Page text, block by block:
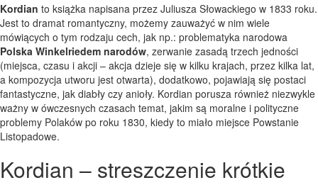
Kordian to książka napisana przez Juliusza Słowackiego w 1833 roku.
Jest to dramat romantyczny, możemy zauważyć w nim wiele
mówiących o tym rodzaju cech, jak np.: problematyka narodowa
Polska Winkelriedem narodów, zerwanie zasadą trzech jedności
(miejsca, czasu i akcji – akcja dzieje się w kilku krajach, przez kilka lat,
a kompozycja utworu jest otwarta), dodatkowo, pojawiają się postaci
fantastyczne, jak diabły czy anioły. Kordian porusza również niezwykle
ważny w ówczesnych czasach temat, jakim są moralne i polityczne
problemy Polaków po roku 1830, kiedy to miało miejsce Powstanie
Listopadowe.
Kordian – streszczenie krótkie